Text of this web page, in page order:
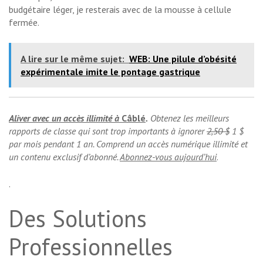
budgétaire léger, je resterais avec de la mousse à cellule
fermée.
A lire sur le même sujet: WEB: Une pilule d’obésité
expérimentale imite le pontage gastrique
Aliver avec un accès illimité à Câblé. Obtenez les meilleurs
rapports de classe qui sont trop importants à ignorer2,50 $1 $
par mois pendant 1 an. Comprend un accès numérique illimité et
un contenu exclusif d’abonné.Abonnez-vous aujourd’hui.
.
Des Solutions
Professionnelles